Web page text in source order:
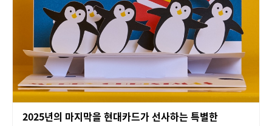
2025년의 마지막을 현대카드가 선사하는 특별한